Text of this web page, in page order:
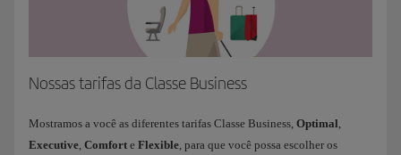
Nossas tarifas da Classe Business
Mostramos a você as diferentes tarifas Classe Business, Optimal,
Executive, Comfort e Flexible, para que você possa escolher os